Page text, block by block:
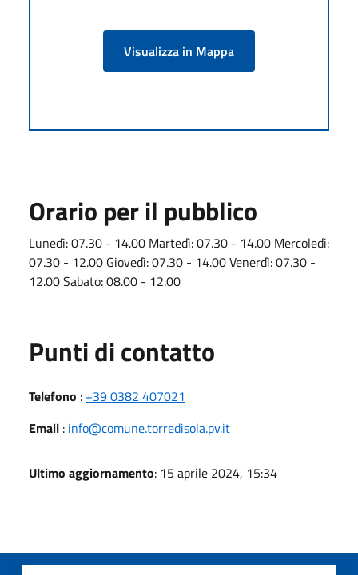
Visualizza in Mappa
Orario per il pubblico
Lunedì: 07.30 - 14.00 Martedì: 07.30 - 14.00 Mercoledì:
07.30 - 12.00 Giovedì: 07.30 - 14.00 Venerdì: 07.30 -
12.00 Sabato: 08.00 - 12.00
Punti di contatto
Telefono : +39 0382 407021
Email : info@comune.torredisola.pv.it
Ultimo aggiornamento: 15 aprile 2024, 15:34